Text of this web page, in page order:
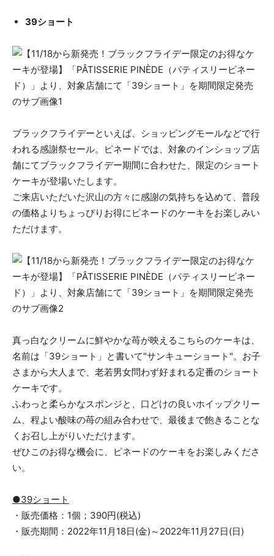
39ショート
ブラックフライデーといえば、ショッピングモールなどで行
われる感謝祭セール。ピネードでは、対象のインショップ店
舗にてブラックフライデー期間に合わせた、限定のショート
ケーキが登場いたします。
ご来店いただいた沢山の方々に感謝の気持ちを込めて、普段
の価格よりちょっぴりお得にピネードのケーキをお楽しみい
ただけます。
真っ白なクリームに鮮やかな苺が映えるこちらのケーキは、
名前は「39ショート」と書いて"サンキューショート"。お子
さまから大人まで、老若男女問わず好まれる定番のショート
ケーキです。
ふわっと柔らかなスポンジと、口どけの良いホイップクリー
ム、程よい酸味の苺の組み合わせで、最後まで飽きることな
くお召し上がりいただけます。
ぜひこのお得な機会に、ピネードのケーキをお楽しみくださ
い。
●39ショート
・販売価格：1個；390円(税込)
・販売期間：2022年11月18日(金)～2022年11月27日(日)